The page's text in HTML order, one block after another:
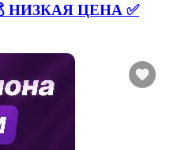
НИЗКАЯ ЦЕНА ✅